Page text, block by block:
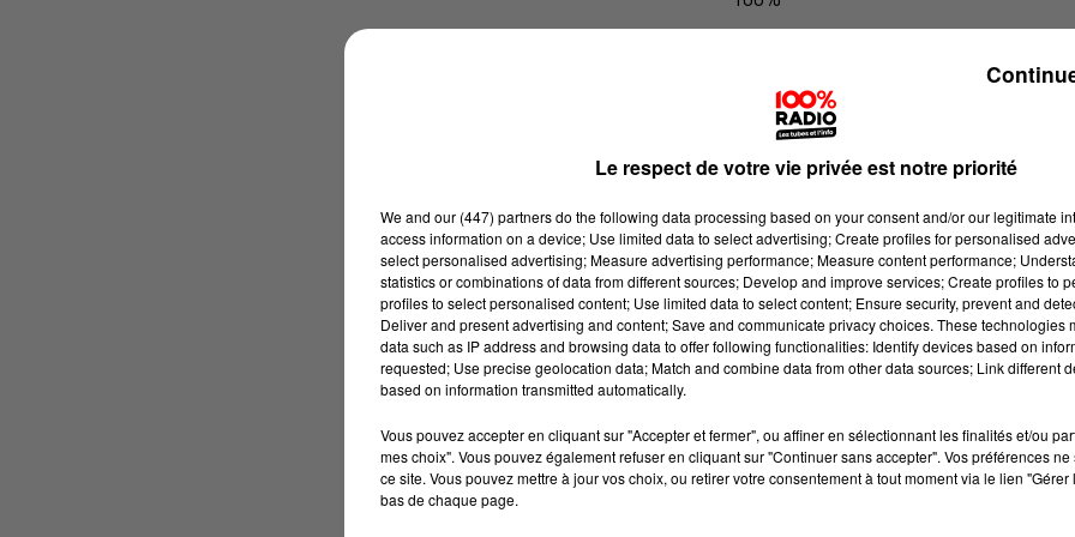
Le respect de votre vie privée est notre priorité
We and our (447) partnersdo the following data processing based on your consent and/or our legitimate
access information on a device; Use limited data to select advertising; Create profiles for personalised
select personalised advertising; Measure advertising performance; Measure content performance;
statistics or combinations of data from different sources; Develop and improve services; Create profiles to
profiles to select personalised content; Use limited data to select content; Ensure security, prevent and
Deliver and present advertising and content; Save and communicate privacy choices. These technologies
data such as IP address and browsing data to offer following functionalities: Identify devices based on
requested; Use precise geolocation data; Match and combine data from other data sources; Link different
based on information transmitted automatically.
Vous pouvez accepter en cliquant sur "Accepter et fermer", ou affiner en sélectionnant les finalités et/ou
mes choix". Vous pouvez également refuser en cliquant sur "Continuer sans accepter". Vos préférences
ce site. Vous pouvez mettre à jour vos choix, ou retirer votre consentement à tout moment via le lien
bas de chaque page.